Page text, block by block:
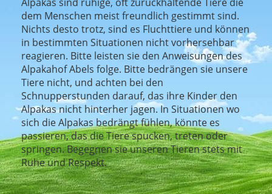
dem Menschen meist freundlich gestimmt sind.
Nichts desto trotz, sind es Fluchttiere und können
in bestimmten Situationen nicht vorhersehbar
reagieren. Bitte leisten sie den Anweisungen des
Alpakahof Abels folge. Bitte bedrängen sie unsere
Tiere nicht, und achten bei den
Schnupperstunden darauf, das ihre Kinder den
Alpakas nicht hinterher jagen. In Situationen wo
sich die Alpakas bedrängt fühlen, könnte es
passieren, das die Tiere spucken, treten oder
springen. Begegnen sie unseren Tieren stets mit
Ruhe und Respekt.